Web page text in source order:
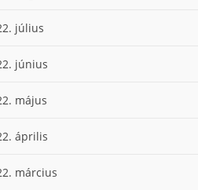
július
június
május
április
március